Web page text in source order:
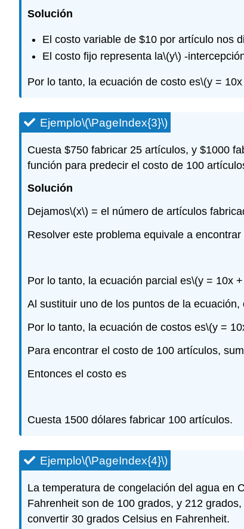
Solución
El costo variable de $10 por artículo nos
El costo fijo representa la\(y\) -
Por lo tanto, la ecuación de costo es\(y =
Ejemplo\(\PageIndex{3}\)
Cuesta $750 fabricar 25 artículos, y $1000
función para predecir el costo de 100
Solución
Dejamos\(x\) = el número de artículos
Resolver este problema equivale a
Por lo tanto, la ecuación parcial es\(y = 10x
Al sustituir uno de los puntos de la ecuación,
Por lo tanto, la ecuación de costos es\(y =
Para encontrar el costo de 100 artículos,
Entonces el costo es
Cuesta 1500 dólares fabricar 100 artículos.
Ejemplo\(\PageIndex{4}\)
La temperatura de congelación del agua en
Fahrenheit son de 100 grados, y 212
convertir 30 grados Celsius en Fahrenheit.